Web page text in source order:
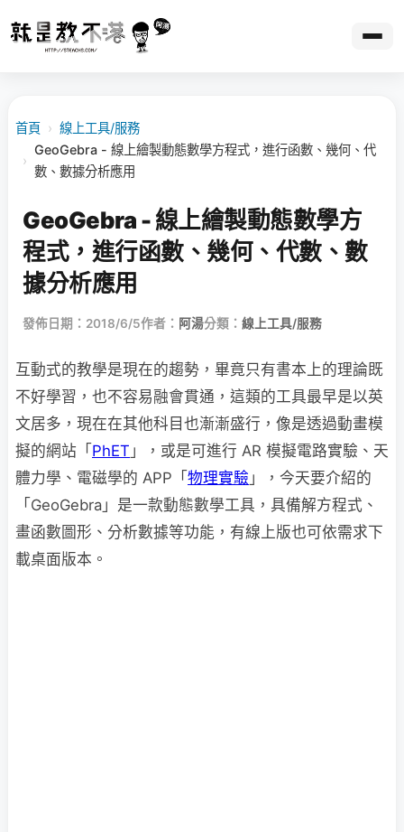
首頁 › 線上工具/服務
›
GeoGebra - 線上繪製動態數學方程式，進行函數、幾何、代
數、數據分析應用
GeoGebra - 線上繪製動態數學方
程式，進行函數、幾何、代數、數
據分析應用
發佈日期：2018/6/5作者： 阿湯分類： 線上工具/服務
互動式的教學是現在的趨勢，畢竟只有書本上的理論既
不好學習，也不容易融會貫通，這類的工具最早是以英
文居多，現在在其他科目也漸漸盛行，像是透過動畫模
擬的網站「 PhET 」，或是可進行 AR 模擬電路實驗、天
體力學、電磁學的 APP「 物理實驗 」，今天要介紹的
「GeoGebra」是一款動態數學工具，具備解方程式、
畫函數圖形、分析數據等功能，有線上版也可依需求下
載桌面版本。